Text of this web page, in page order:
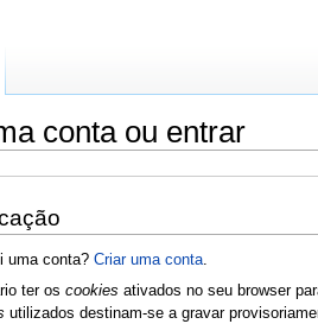
conta ou entrar
uma conta? Criar uma conta.
ter os cookies ativados no seu browser
utilizados destinam-se a gravar